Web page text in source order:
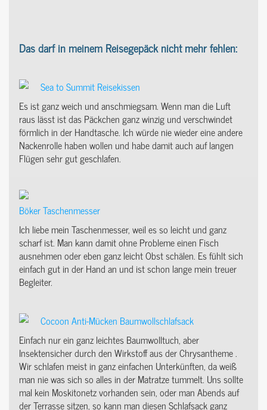
Das darf in meinem Reisegepäck nicht mehr fehlen:
Sea to Summit Reisekissen
Es ist ganz weich und anschmiegsam. Wenn man die Luft
raus lässt ist das Päckchen ganz winzig und verschwindet
förmlich in der Handtasche. Ich würde nie wieder eine andere
Nackenrolle haben wollen und habe damit auch auf langen
Flügen sehr gut geschlafen.
Böker Taschenmesser
Ich liebe mein Taschenmesser, weil es so leicht und ganz
scharf ist. Man kann damit ohne Probleme einen Fisch
ausnehmen oder eben ganz leicht Obst schälen. Es fühlt sich
einfach gut in der Hand an und ist schon lange mein treuer
Begleiter.
Cocoon Anti-Mücken Baumwollschlafsack
Einfach nur ein ganz leichtes Baumwolltuch, aber
Insektensicher durch den Wirkstoff aus der Chrysantheme .
Wir schlafen meist in ganz einfachen Unterkünften, da weiß
man nie was sich so alles in der Matratze tummelt. Uns sollte
mal kein Moskitonetz vorhanden sein, oder man Abends auf
der Terrasse sitzen, so kann man diesen Schlafsack ganz